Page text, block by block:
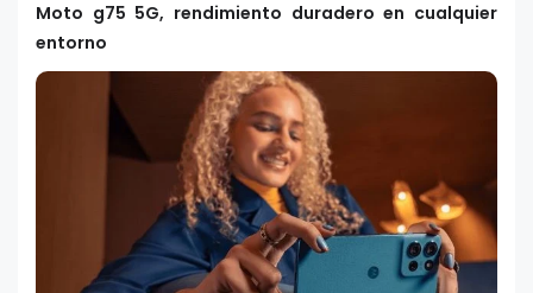
Moto g75 5G, rendimiento duradero en cualquier
entorno